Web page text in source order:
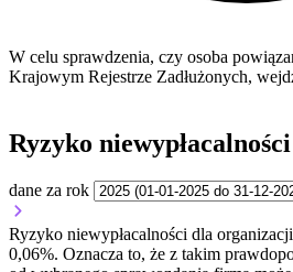
W celu sprawdzenia, czy osoba
Krajowym Rejestrze Zadłużonych,
Ryzyko niewypłacalności
dane za rok
Ryzyko niewypłacalności dla
0,06%. Oznacza to, że z takim